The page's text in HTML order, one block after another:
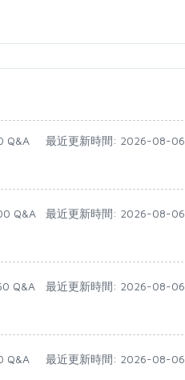
Q&A 最近更新時間: 2026-08-06
Q&A 最近更新時間: 2026-08-06
Q&A 最近更新時間: 2026-08-06
Q&A 最近更新時間: 2026-08-06